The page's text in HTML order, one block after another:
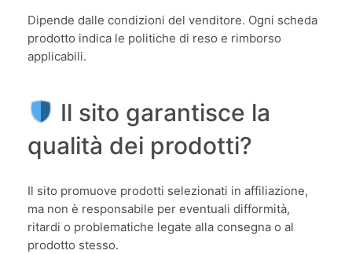
Dipende dalle condizioni del venditore. Ogni scheda
prodotto indica le politiche di reso e rimborso
applicabili.
Il sito garantisce la
qualità dei prodotti?
Il sito promuove prodotti selezionati in affiliazione,
ma non è responsabile per eventuali difformità,
ritardi o problematiche legate alla consegna o al
prodotto stesso.